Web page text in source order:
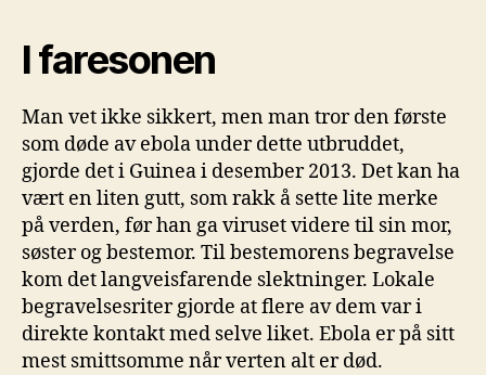
I faresonen
Man vet ikke sikkert, men man tror den første
som døde av ebola under dette utbruddet,
gjorde det i Guinea i desember 2013. Det kan ha
vært en liten gutt, som rakk å sette lite merke
på verden, før han ga viruset videre til sin mor,
søster og bestemor. Til bestemorens begravelse
kom det langveisfarende slektninger. Lokale
begravelsesriter gjorde at flere av dem var i
direkte kontakt med selve liket. Ebola er på sitt
mest smittsomme når verten alt er død.